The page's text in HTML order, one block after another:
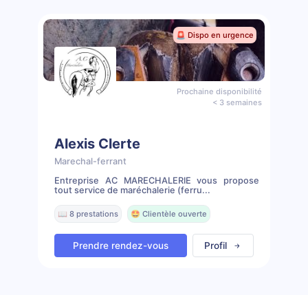
🚨 Dispo en urgence
Prochaine disponibilité
< 3 semaines
Alexis Clerte
Marechal-ferrant
Entreprise AC MARECHALERIE vous propose
tout service de maréchalerie (ferru...
📖 8 prestations 🤩 Clientèle ouverte
Prendre rendez-vous Profil